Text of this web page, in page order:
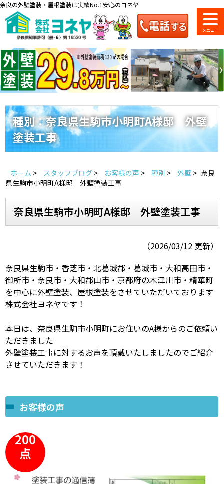
奈良の外壁塗装・屋根塗装は実績No.1安心のヨネヤ
料金一覧 会社案内 ショールーム
のご紹介
来店予約 お電話
地域の事例がいっぱい
Home お客様の声
スタッフブログ
よくあるご質問 屋根リフォームについて
雨漏りについて
ヨネヤがお客様から選ばれる10の
理由
リフォームローン
工場倉庫修繕 アパート・マンション修繕
種別：奈良県生駒市小明町A様邸 外壁
塗装工事
ホーム > スタッフブログ > お客様の声 > 種別 > 外壁 > 奈良
県生駒市小明町A様邸 外壁塗装工事
奈良県生駒市小明町A様邸 外壁塗装工事
（2026/03/12 更新）
奈良県生駒市・香芝市・北葛城郡・葛城市・大和高田市・
御所市・奈良市・大和郡山市・京都府の木津川市・精華町
を中心に外壁塗装、屋根塗装をさせていただいております
株式会社ヨネヤです！
本日は、奈良県生駒市小明町にお住いのA様からのご依頼い
ただきました
外壁塗装工事に対するお声を頂戴いたしましたのでご紹介
させていただきます！
お客様の声
200
点